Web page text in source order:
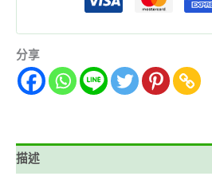
分享
描述